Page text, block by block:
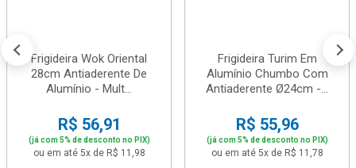
Frigideira Wok Oriental
28cm Antiaderente De
Alumínio - Mult...
R$ 56,91
(já com 5% de desconto no PIX)
ou em até 5x de R$ 11,98
Frigideira Turim Em
Alumínio Chumbo Com
Antiaderente Ø24cm -...
R$ 55,96
(já com 5% de desconto no PIX)
ou em até 5x de R$ 11,78